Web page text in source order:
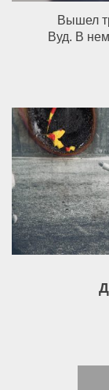
Вышел
Вуд. В